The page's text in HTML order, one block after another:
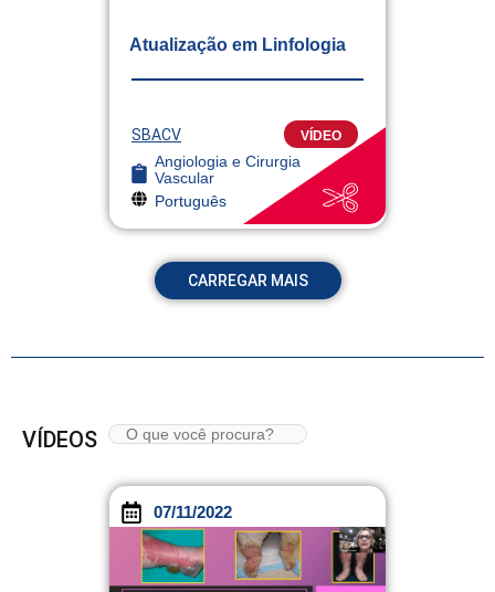
Atualização em Linfologia
SBACV VÍDEO
Angiologia e Cirurgia
Vascular
Português
CARREGAR MAIS
VÍDEOS
07/11/2022